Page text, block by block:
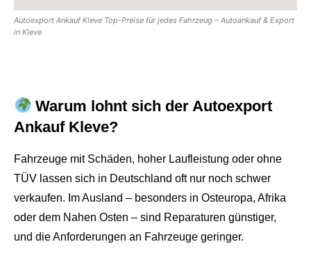
Autoexport Ankauf Kleve Top-Preise für jedes Fahrzeug – Autoankauf & Export
in Kleve
Warum lohnt sich der Autoexport
Ankauf Kleve?
Fahrzeuge mit Schäden, hoher Laufleistung oder ohne
TÜV lassen sich in Deutschland oft nur noch schwer
verkaufen. Im Ausland – besonders in Osteuropa, Afrika
oder dem Nahen Osten – sind Reparaturen günstiger,
und die Anforderungen an Fahrzeuge geringer.